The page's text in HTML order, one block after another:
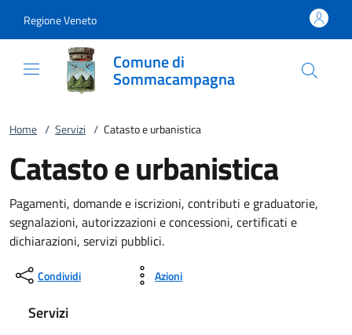
Regione Veneto
Comune di
Sommacampagna
Home / Servizi / Catasto e urbanistica
Catasto e urbanistica
Pagamenti, domande e iscrizioni, contributi e graduatorie,
segnalazioni, autorizzazioni e concessioni, certificati e
dichiarazioni, servizi pubblici.
Condividi Azioni
Servizi